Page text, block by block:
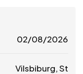
02/08/2026
Vilsbiburg, St